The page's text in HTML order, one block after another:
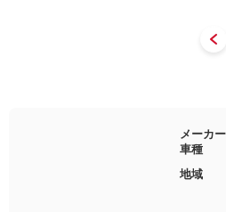
メーカー
車種
地域